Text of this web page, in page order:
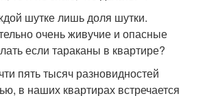
шутке лишь доля шутки.
очень живучие и опасные
если тараканы в квартире?
пять тысяч разновидностей
в наших квартирах встречается